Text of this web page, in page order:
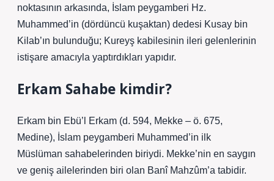
noktasının arkasında, İslam peygamberi Hz.
Muhammed’in (dördüncü kuşaktan) dedesi Kusay bin
Kilab’ın bulunduğu; Kureyş kabilesinin ileri gelenlerinin
istişare amacıyla yaptırdıkları yapıdır.
Erkam Sahabe kimdir?
Erkam bin Ebü’l Erkam (d. 594, Mekke – ö. 675,
Medine), İslam peygamberi Muhammed’in ilk
Müslüman sahabelerinden biriydi. Mekke’nin en saygın
ve geniş ailelerinden biri olan Banî Mahzûm’a tabidir.